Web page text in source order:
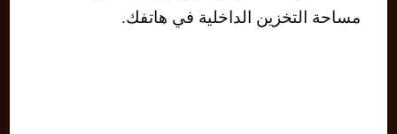
مساحة التخزين الداخلية في هاتفك.